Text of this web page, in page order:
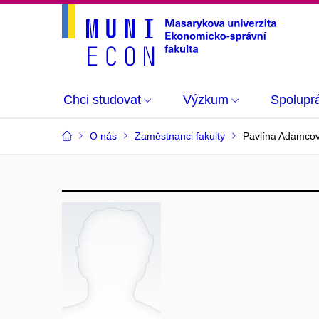
Chci studovat Výzkum
O nás Zaměstnanci fakulty Pavlína